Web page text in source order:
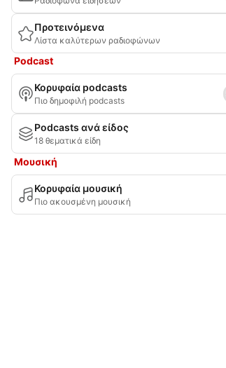
Προτεινόμενα
Λίστα καλύτερων ραδιοφώνων
Podcast
Κορυφαία podcasts
Πιο δημοφιλή podcasts
Podcasts ανά είδος
18 θεματικά είδη
Μουσική
Κορυφαία μουσική
Πιο ακουσμένη μουσική